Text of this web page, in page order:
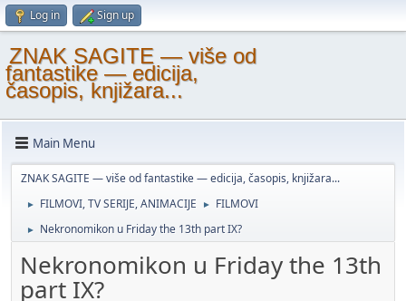
Log in Sign up
ZNAK SAGITE — više od
fantastike — edicija,
časopis, knjižara...
Main Menu
ZNAK SAGITE — više od fantastike — edicija, časopis, knjižara...
► FILMOVI, TV SERIJE, ANIMACIJE ► FILMOVI
► Nekronomikon u Friday the 13th part IX?
Nekronomikon u Friday the 13th
part IX?